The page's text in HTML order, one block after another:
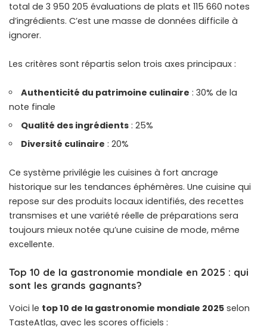
total de 3 950 205 évaluations de plats et 115 660 notes
d’ingrédients. C’est une masse de données difficile à
ignorer.
Les critères sont répartis selon trois axes principaux :
Authenticité du patrimoine culinaire : 30% de la
note finale
Qualité des ingrédients : 25%
Diversité culinaire : 20%
Ce système privilégie les cuisines à fort ancrage
historique sur les tendances éphémères. Une cuisine qui
repose sur des produits locaux identifiés, des recettes
transmises et une variété réelle de préparations sera
toujours mieux notée qu’une cuisine de mode, même
excellente.
Top 10 de la gastronomie mondiale en 2025 : qui
sont les grands gagnants?
Voici le top 10 de la gastronomie mondiale 2025 selon
TasteAtlas, avec les scores officiels :